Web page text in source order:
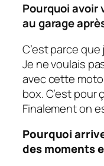
Pourquoi avoir
au garage
C’est parce que
Je ne voulais
avec cette
box. C’est pour
Finalement on
Pourquoi
des moments